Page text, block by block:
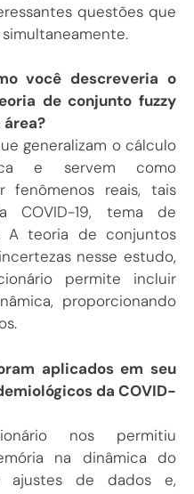
questões que
você descreveria o
de conjunto fuzzy
área?
generalizam o cálculo
e servem como
fenômenos reais, tais
COVID-19, tema de
A teoria de conjuntos
nesse estudo,
permite incluir
proporcionando
aplicados em seu
da COVID-
nos permitiu
na dinâmica do
ajustes de dados e,